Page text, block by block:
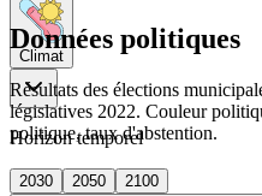
Climat
Horizon temporel
2030 2050
2100
Données politiques
Résultats des élections
législatives 2022. Couleur
politique, taux d'abstention.